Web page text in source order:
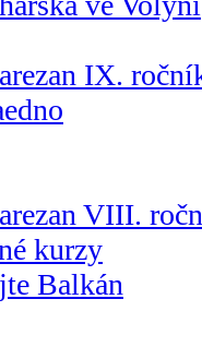
IX.
VIII.
kurzy
Balkán